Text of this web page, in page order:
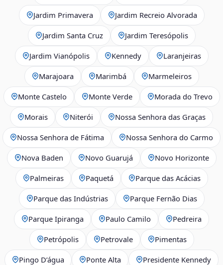
Jardim Primavera Jardim Recreio Alvorada
Jardim Santa Cruz Jardim Teresópolis
Jardim Vianópolis Kennedy Laranjeiras
Marajoara Marimbá Marmeleiros
Monte Castelo Monte Verde Morada do Trevo
Morais Niterói Nossa Senhora das Graças
Nossa Senhora de Fátima Nossa Senhora do Carmo
Nova Baden Novo Guarujá Novo Horizonte
Palmeiras Paquetá Parque das Acácias
Parque das Indústrias Parque Fernão Dias
Parque Ipiranga Paulo Camilo Pedreira
Petrópolis Petrovale Pimentas
Pingo D’água Ponte Alta Presidente Kennedy